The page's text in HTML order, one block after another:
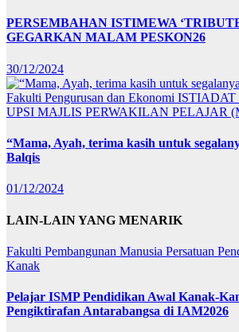
PERSEMBAHAN ISTIMEWA
GEGARKAN MALAM PESKON26
30/12/2024
Fakulti Pengurusan dan Ekonomi ISTIADAT
UPSI MAJLIS PERWAKILAN PELAJAR
“Mama, Ayah, terima kasih untuk
Balqis
01/12/2024
LAIN-LAIN YANG MENARIK
Fakulti Pembangunan Manusia Persatuan
Kanak
Pelajar ISMP Pendidikan Awal Kanak-
Pengiktirafan Antarabangsa di IAM2026